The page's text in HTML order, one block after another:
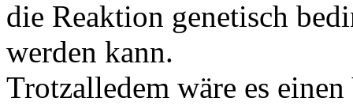
die Reaktion genetisch
werden kann.
Trotzalledem wäre es